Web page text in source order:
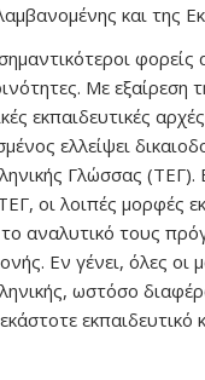
και της
Με
εκπαιδευτικές
ελλείψει
Γλώσσας
οι λοιπές μορφές
αναλυτικό τους
Εν γένει, όλες
ωστόσο
εκπαιδευτικό